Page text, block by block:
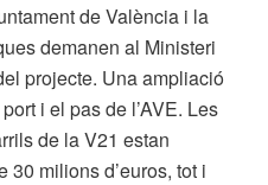
de València i la
demanen al Ministeri
projecte. Una ampliació
i el pas de l’AVE. Les
de la V21 estan
30 milions d’euros, tot i